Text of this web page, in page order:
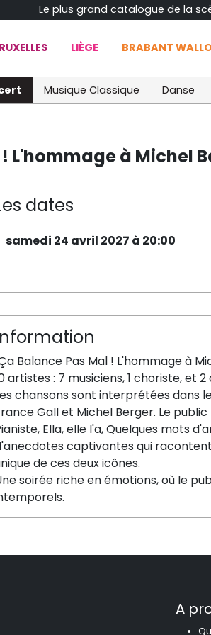
Le plus grand catalogue de la
LIÈGE BRABANT
Musique Classique Danse
L'hommage à Michel
dates
samedi 24 avril 2027 à 20:00
Balance Pas Mal ! L'hommage à
artistes : 7 musiciens, 1 choriste, et
chansons sont interprétées dans
Gall et Michel Berger. Le
Ella, elle l'a, Quelques mots
captivantes qui
de ces deux icônes.
soirée riche en émotions, où le
A